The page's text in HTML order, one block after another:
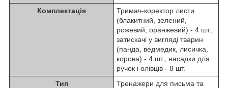
Комплектація
Тримач-коректор листи
(блакитний, зелений,
рожевий, оранжевий) - 4 шт.,
затискачі у вигляді тварин
(панда, ведмедик, лисичка,
корова) - 4 шт., насадки для
ручок і олівців - 8 шт.
Тип
Тренажери для письма та